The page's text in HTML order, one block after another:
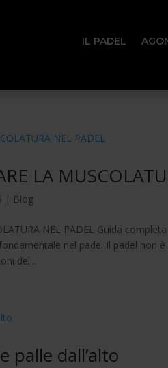
IL PADEL
LA
| Blog
NEL PADEL Guida
nel padel Il padel non
del...
palle dall’alto